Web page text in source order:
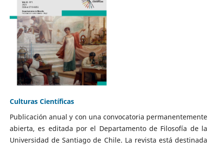
Culturas Científicas
Publicación anual y con una convocatoria permanentemente
abierta, es editada por el Departamento de Filosofía de la
Universidad de Santiago de Chile. La revista está destinada